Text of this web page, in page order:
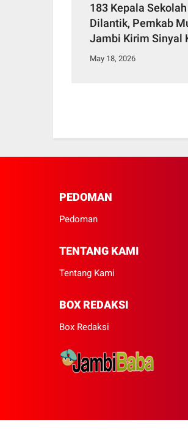
183 Kepala Sekolah
Dilantik, Pemkab
Jambi Kirim Sinyal
Benahi Pendidikan
May 18, 2026
PEDOMAN
Pedoman
TENTANG KAMI
Tentang Kami
BOX REDAKSI
Box Redaksi